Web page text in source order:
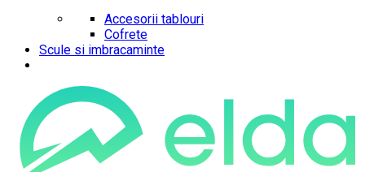
Accesorii tablouri
Cofrete
Scule si imbracaminte